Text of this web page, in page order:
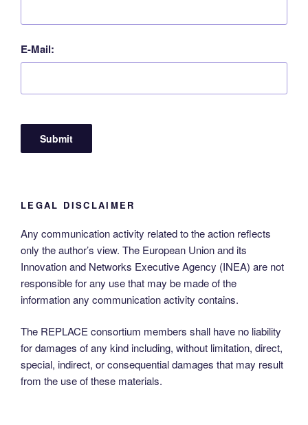
E-Mail:
LEGAL DISCLAIMER
Any communication activity related to the action reflects
only the author’s view. The European Union and its
Innovation and Networks Executive Agency (INEA) are not
responsible for any use that may be made of the
information any communication activity contains.
The REPLACE consortium members shall have no liability
for damages of any kind including, without limitation, direct,
special, indirect, or consequential damages that may result
from the use of these materials.